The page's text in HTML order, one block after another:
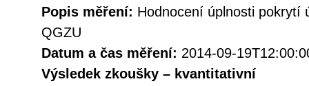
Popis měření: Hodnocení úplnosti pokrytí
QGZU
Datum a čas měření: 2014-09-
Výsledek zkoušky – kvantitativní